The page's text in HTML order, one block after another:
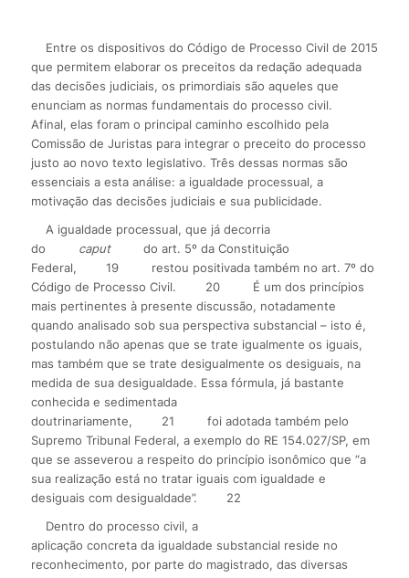
Entre os dispositivos do Código de Processo Civil de 2015
que permitem elaborar os preceitos da redação adequada
das decisões judiciais, os primordiais são aqueles que
enunciam as normas fundamentais do processo civil.
Afinal, elas foram o principal caminho escolhido pela
Comissão de Juristas para integrar o preceito do processo
justo ao novo texto legislativo. Três dessas normas são
essenciais a esta análise: a igualdade processual, a
motivação das decisões judiciais e sua publicidade.
A igualdade processual, que já decorria
do
caput
do art. 5º da Constituição
Federal,
19
restou positivada também no art. 7º do
Código de Processo Civil.
20
É um dos princípios
mais pertinentes à presente discussão, notadamente
quando analisado sob sua perspectiva substancial – isto é,
postulando não apenas que se trate igualmente os iguais,
mas também que se trate desigualmente os desiguais, na
medida de sua desigualdade. Essa fórmula, já bastante
conhecida e sedimentada
doutrinariamente,
21
foi adotada também pelo
Supremo Tribunal Federal, a exemplo do RE 154.027/SP, em
que se asseverou a respeito do princípio isonômico que “a
sua realização está no tratar iguais com igualdade e
desiguais com desigualdade”.
22
Dentro do processo civil, a
aplicação concreta da igualdade substancial reside no
reconhecimento, por parte do magistrado, das diversas